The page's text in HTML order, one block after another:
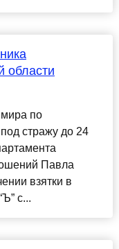
области
по
стражу до 24
Павла
взятки в
с...